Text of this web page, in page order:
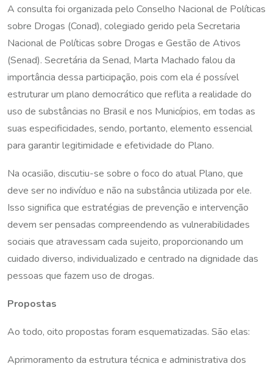
A consulta foi organizada pelo Conselho Nacional de Políticas
sobre Drogas (Conad), colegiado gerido pela Secretaria
Nacional de Políticas sobre Drogas e Gestão de Ativos
(Senad). Secretária da Senad, Marta Machado falou da
importância dessa participação, pois com ela é possível
estruturar um plano democrático que reflita a realidade do
uso de substâncias no Brasil e nos Municípios, em todas as
suas especificidades, sendo, portanto, elemento essencial
para garantir legitimidade e efetividade do Plano.
Na ocasião, discutiu-se sobre o foco do atual Plano, que
deve ser no indivíduo e não na substância utilizada por ele.
Isso significa que estratégias de prevenção e intervenção
devem ser pensadas compreendendo as vulnerabilidades
sociais que atravessam cada sujeito, proporcionando um
cuidado diverso, individualizado e centrado na dignidade das
pessoas que fazem uso de drogas.
Propostas
Ao todo, oito propostas foram esquematizadas. São elas:
Aprimoramento da estrutura técnica e administrativa dos